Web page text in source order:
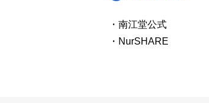
・南江堂公式
・NurSHARE